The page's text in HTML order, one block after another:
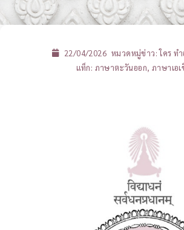
22/04/2026 หมวดหมู่ข่าว:ใคร ท
แท็ก: ภาษาตะวันออก, ภาษาเอ